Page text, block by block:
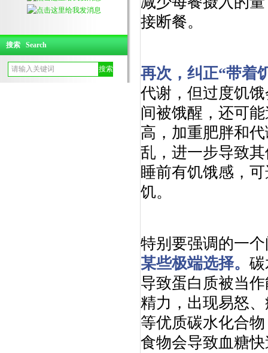
搜索 Search
接断餐。
再次，纠正“带着
代谢，但过度饥
间被饿醒，还可
高，加重肥胖和
乱，进一步导致
睡前有饥饿感，
饥。
特别要强调的一
某些极端选择。
导致蛋白质被当
精力，出现易怒
等优质碳水化合
食物会导致血糖